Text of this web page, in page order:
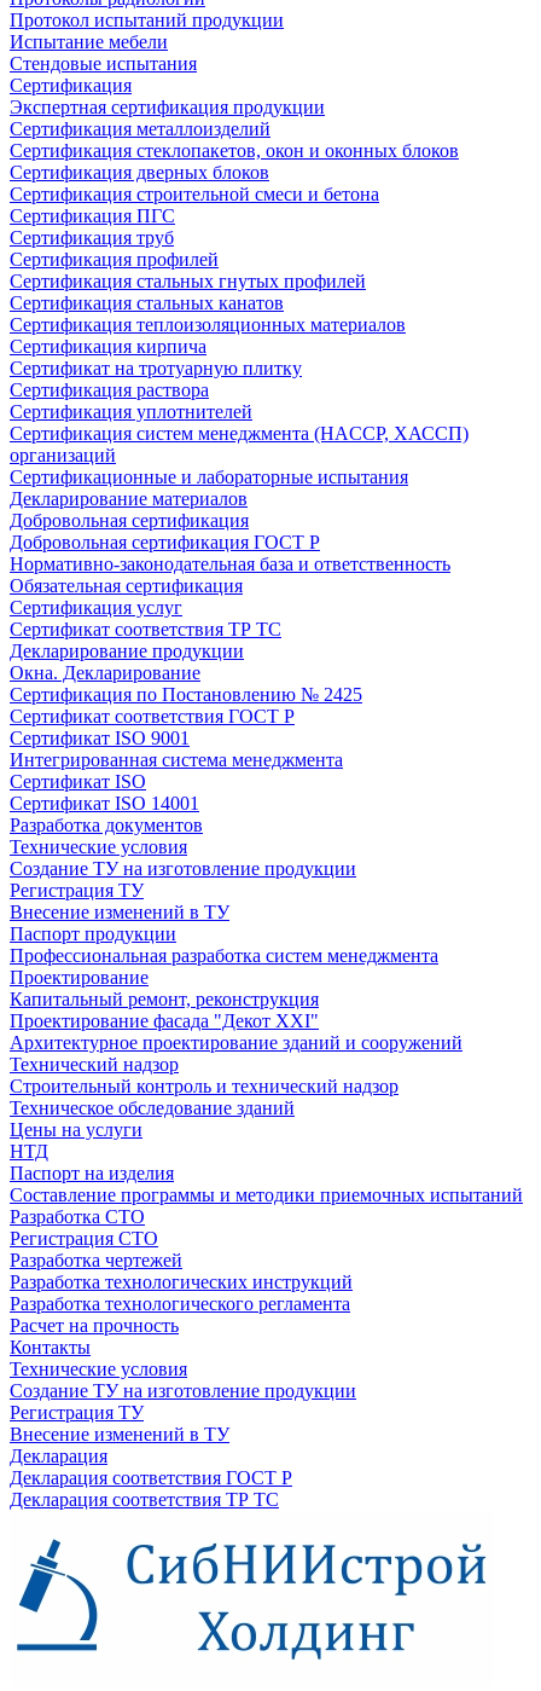
Протокол испытаний продукции
Испытание мебели
Стендовые испытания
Сертификация
Экспертная сертификация продукции
Сертификация металлоизделий
Сертификация стеклопакетов, окон и оконных блоков
Сертификация дверных блоков
Сертификация строительной смеси и бетона
Сертификация ПГС
Сертификация труб
Сертификация профилей
Сертификация стальных гнутых профилей
Сертификация стальных канатов
Сертификация теплоизоляционных материалов
Сертификация кирпича
Сертификат на тротуарную плитку
Сертификация раствора
Сертификация уплотнителей
Сертификация систем менеджмента (HACCP, ХАССП)
организаций
Сертификационные и лабораторные испытания
Декларирование материалов
Добровольная сертификация
Добровольная сертификация ГОСТ Р
Нормативно-законодательная база и ответственность
Обязательная сертификация
Сертификация услуг
Сертификат соответствия ТР ТС
Декларирование продукции
Окна. Декларирование
Сертификация по Постановлению № 2425
Сертификат соответствия ГОСТ Р
Сертификат ISO 9001
Интегрированная система менеджмента
Сертификат ISO
Сертификат ISO 14001
Разработка документов
Технические условия
Создание ТУ на изготовление продукции
Регистрация ТУ
Внесение изменений в ТУ
Паспорт продукции
Профессиональная разработка систем менеджмента
Проектирование
Капитальный ремонт, реконструкция
Проектирование фасада "Декот XXI"
Архитектурное проектирование зданий и сооружений
Технический надзор
Строительный контроль и технический надзор
Техническое обследование зданий
Цены на услуги
НТД
Паспорт на изделия
Составление программы и методики приемочных испытаний
Разработка СТО
Регистрация СТО
Разработка чертежей
Разработка технологических инструкций
Разработка технологического регламента
Расчет на прочность
Контакты
Технические условия
Создание ТУ на изготовление продукции
Регистрация ТУ
Внесение изменений в ТУ
Декларация
Декларация соответствия ГОСТ Р
Декларация соответствия ТР ТС